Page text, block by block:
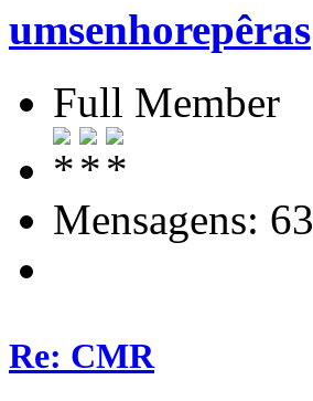
umsenhorepêras
Full Member
Mensagens: 63
Re: CMR